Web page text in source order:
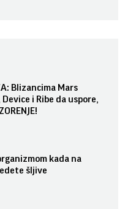
Blizancima Mars
i Ribe da uspore,
kada na
šljive